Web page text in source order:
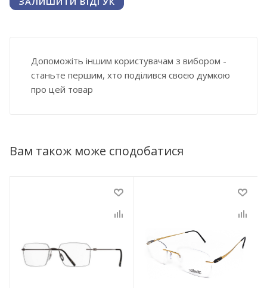
Допоможіть іншим користувачам з вибором -
станьте першим, хто поділився своєю думкою
про цей товар
Вам також може сподобатися